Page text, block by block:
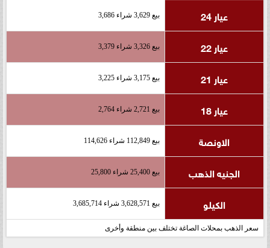
عيار 24
بيع 3,629 شراء 3,686
عيار 22 بيع 3,326 شراء 3,379
عيار 21 بيع 3,175 شراء 3,225
عيار 18 بيع 2,721 شراء 2,764
الاونصة بيع 112,849 شراء 114,626
الجنيه الذهب بيع 25,400 شراء 25,800
الكيلو بيع 3,628,571 شراء 3,685,714
سعر الذهب بمحلات الصاغة تختلف بين منطقة وأخرى